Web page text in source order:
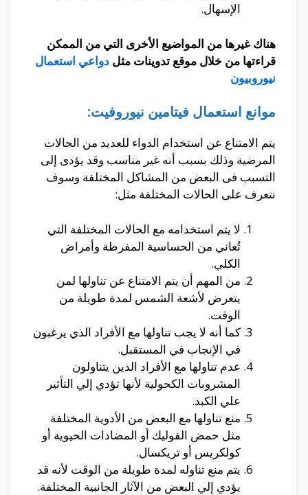
الإسهال.
هناك غيرها من المواضيع الأخرى التي من الممكن
قراءتها من خلال موقع تدوينات مثل دواعي استعمال
نيوروبيون
موانع استعمال فيتامين نيوروفيت:
يتم الامتناع عن استخدام الدواء للعديد من الحالات
المرضية وذلك بسبب أنه غير مناسب وقد يؤدى إلى
التسبب فى البعض من المشاكل المختلفة وسوف
نتعرف على الحالات المختلفة مثل:
لا يتم استخدامه مع الحالات المختلفة التي
تُعاني من الحساسية المفرطة وأمراض
الكلي.
من المهم أن يتم الامتناع عن تناولها لمن
يتعرض لأشعة الشمس لمدة طويلة من
الوقت.
كما أنه لا يجب تناولها مع الأفراد الذي يرغبون
في الإنجاب في المستقبل.
عدم تناولها مع الأفراد الذين يتناولون
المشروبات الكحولية لأنها تؤدي إلي التأثير
علي الكبد.
منع تناولها مع البعض من الأدوية المختلفة
مثل حمض الفوليك أو المضادات الحيوية أو
كولكريس أو تريكسال.
يتم منع تناوله لمدة طويلة من الوقت لأنه قد
يؤدي إلي البعض من الآثار الجانبية المختلفة.